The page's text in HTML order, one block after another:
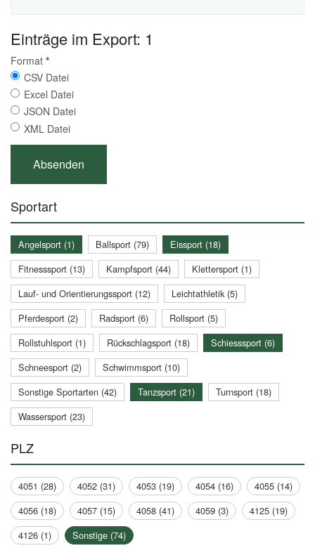
Einträge im Export: 1
Format *
CSV Datei
Excel Datei
JSON Datei
XML Datei
Sportart
Angelsport (1) Ballsport (79)
Eissport (18)
Fitnesssport (13)
Kampfsport (44)
Klettersport (1)
Lauf- und Orientierungssport (12)
Leichtathletik (5)
Pferdesport (2)
Radsport (6)
Rollsport (5)
Rollstuhlsport (1)
Rückschlagsport (18)
Schiesssport (6)
Schneesport (2)
Schwimmsport (10)
Sonstige Sportarten (42)
Tanzsport (21)
Turnsport (18)
Wassersport (23)
PLZ
4051 (28) 4052 (31) 4053 (19) 4054 (16)
4055 (14)
4056 (18)
4057 (15) 4058 (41) 4059 (3)
4125 (19)
4126 (1)
Sonstige (74)